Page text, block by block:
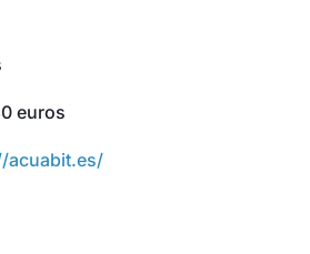
euros
acuabit.es/